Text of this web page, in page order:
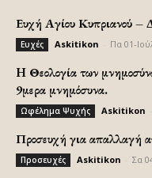
Ευχή Αγίου Κυπριανού –
Ευχές Askitikon Πα 01-
H Θεολογία των
9μερα μνημόσυνα.
Ωφέλημα Ψυχής Askitikon
Προσευχή για απαλλαγή
Προσευχές Askitikon Σα